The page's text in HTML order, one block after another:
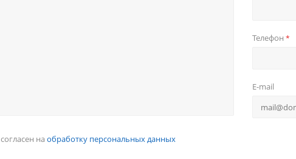
Телефон*
E-mail
на обработку персональных данных